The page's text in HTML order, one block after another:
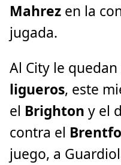
Mahrez en la
jugada.
Al City le quedan
ligueros, este
el Brighton y el
contra el
juego, a